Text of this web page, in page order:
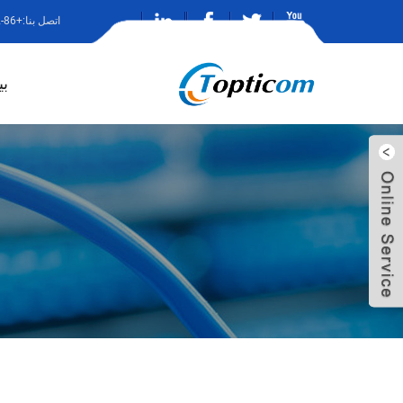
اتصل بنا:+86-13682786242
ارسل بريد
الكتروني
الين